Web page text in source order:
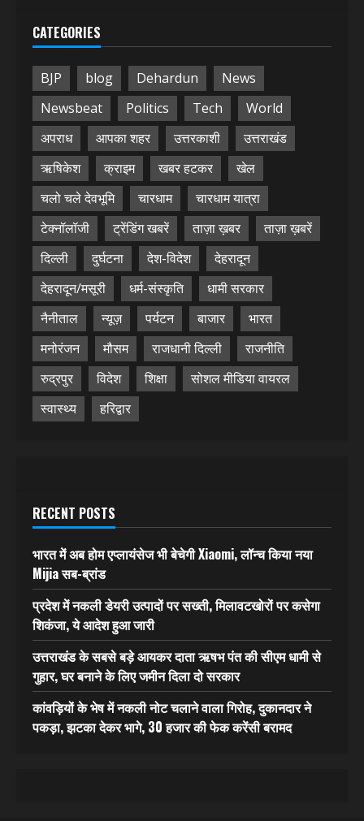
CATEGORIES
BJP blog Dehardun
News
Newsbeat
Politics Tech
World
अपराध
आपका शहर उत्तरकाशी
उत्तराखंड
ऋषिकेश
क्राइम खबर हटकर
खेल
चलो चले देवभूमि
चारधाम
चारधाम यात्रा
टेक्नॉलॉजी
ट्रेंडिंग खबरें ताज़ा ख़बर
ताज़ा ख़बरें
दिल्ली
दुर्घटना देश-विदेश
देहरादून
देहरादून/मसूरी
धर्म-संस्कृति
धामी सरकार
नैनीताल
न्यूज़ पर्यटन बाजार
भारत
मनोरंजन
मौसम राजधानी दिल्ली
राजनीति
रुद्रपुर
विदेश शिक्षा
सोशल मीडिया वायरल
स्वास्थ्य
हरिद्वार
RECENT POSTS
भारत में अब होम एप्लायंसेज भी बेचेगी Xiaomi, लॉन्च किया नया
Mijia सब-ब्रांड
प्रदेश में नकली डेयरी उत्पादों पर सख्ती, मिलावटखोरों पर कसेगा
शिकंजा, ये आदेश हुआ जारी
उत्तराखंड के सबसे बड़े आयकर दाता ऋषभ पंत की सीएम धामी से
गुहार, घर बनाने के लिए जमीन दिला दो सरकार
कांवड़ियों के भेष में नकली नोट चलाने वाला गिरोह, दुकानदार ने
पकड़ा, झटका देकर भागे, 30 हजार की फेक करेंसी बरामद